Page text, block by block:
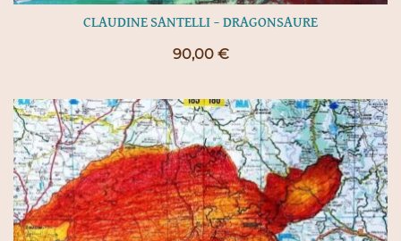
CLAUDINE SANTELLI – DRAGONSAURE
90,00 €